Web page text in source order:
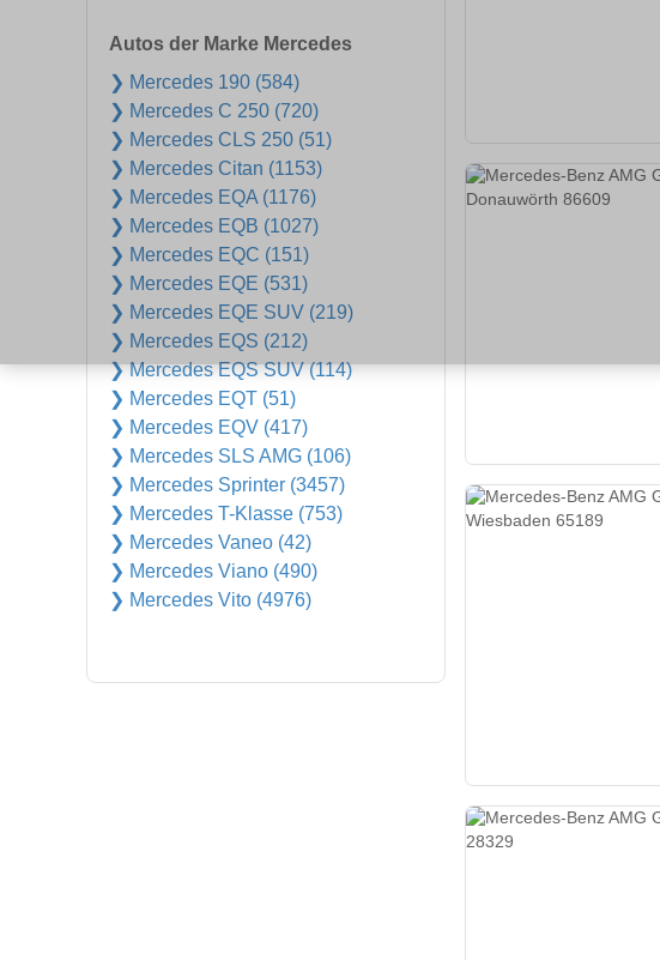
Autos der Marke Mercedes
❯ Mercedes 190 (584)
❯ Mercedes C 250 (720)
❯ Mercedes CLS 250 (51)
❯ Mercedes Citan (1153)
❯ Mercedes EQA (1176)
❯ Mercedes EQB (1027)
❯ Mercedes EQC (151)
❯ Mercedes EQE (531)
❯ Mercedes EQE SUV (219)
❯ Mercedes EQS (212)
❯ Mercedes EQS SUV (114)
❯ Mercedes EQT (51)
❯ Mercedes EQV (417)
❯ Mercedes SLS AMG (106)
❯ Mercedes Sprinter (3457)
❯ Mercedes T-Klasse (753)
❯ Mercedes Vaneo (42)
❯ Mercedes Viano (490)
❯ Mercedes Vito (4976)